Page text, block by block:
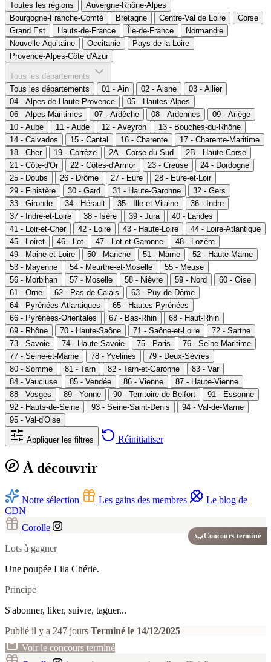
Toutes les régions
Auvergne-Rhône-Alpes
Bourgogne-Franche-Comté
Bretagne Centre-Val de Loire
Corse
Grand Est
Hauts-de-France Île-de-France
Normandie
Nouvelle-Aquitaine
Occitanie
Pays de la Loire
Provence-Alpes-Côte d'Azur
Tous les départements
Tous les départements
01 - Ain 02 - Aisne
03 - Allier
04 - Alpes-de-Haute-Provence
05 - Hautes-Alpes
06 - Alpes-Maritimes
07 - Ardèche 08 - Ardennes
09 - Ariège
10 - Aube
11 - Aude 12 - Aveyron
13 - Bouches-du-Rhône
14 - Calvados
15 - Cantal 16 - Charente
17 - Charente-Maritime
18 - Cher
19 - Corrèze 2A - Corse-du-Sud
2B - Haute-Corse
21 - Côte-d'Or
22 - Côtes-d'Armor 23 - Creuse
24 - Dordogne
25 - Doubs
26 - Drôme 27 - Eure
28 - Eure-et-Loir
29 - Finistère
30 - Gard 31 - Haute-Garonne
32 - Gers
33 - Gironde
34 - Hérault 35 - Ille-et-Vilaine
36 - Indre
37 - Indre-et-Loire
38 - Isère 39 - Jura
40 - Landes
41 - Loir-et-Cher
42 - Loire 43 - Haute-Loire
44 - Loire-Atlantique
45 - Loiret
46 - Lot 47 - Lot-et-Garonne
48 - Lozère
49 - Maine-et-Loire
50 - Manche 51 - Marne
52 - Haute-Marne
53 - Mayenne
54 - Meurthe-et-Moselle
55 - Meuse
56 - Morbihan
57 - Moselle 58 - Nièvre 59 - Nord
60 - Oise
61 - Orne
62 - Pas-de-Calais
63 - Puy-de-Dôme
64 - Pyrénées-Atlantiques
65 - Hautes-Pyrénées
66 - Pyrénées-Orientales
67 - Bas-Rhin
68 - Haut-Rhin
69 - Rhône
70 - Haute-Saône 71 - Saône-et-Loire
72 - Sarthe
73 - Savoie
74 - Haute-Savoie 75 - Paris
76 - Seine-Maritime
77 - Seine-et-Marne
78 - Yvelines
79 - Deux-Sèvres
80 - Somme
81 - Tarn 82 - Tarn-et-Garonne
83 - Var
84 - Vaucluse
85 - Vendée 86 - Vienne
87 - Haute-Vienne
88 - Vosges
89 - Yonne 90 - Territoire de Belfort
91 - Essonne
92 - Hauts-de-Seine
93 - Seine-Saint-Denis
94 - Val-de-Marne
95 - Val-d'Oise
Appliquer les filtres Réinitialiser
À découvrir
Notre sélection Les gains des membres
Le blog de
CDN
Concours terminé
Corolle
Lots à gagner
Une poupée Lila Chérie.
Principe
S'abonner, liker, suivre, taguer...
Publié il y a 247 jours Terminé le 14/12/2025
Voir le concours terminé